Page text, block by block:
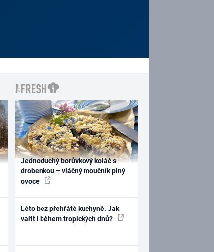
Jednoduchý borůvkový koláč s
drobenkou – vláčný moučník plný
ovoce
Léto bez přehřáté kuchyně. Jak
vařit i během tropických dnů?